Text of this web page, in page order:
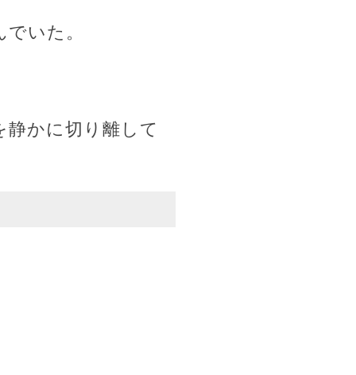
いた。
静かに切り離して